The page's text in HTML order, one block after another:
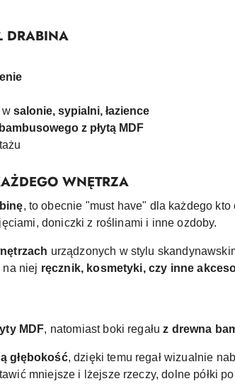
DRABINA
w salonie, sypialni, łazience
z płytą MDF
WNĘTRZA
, to obecnie "must have" dla każdego kto
doniczki z roślinami i inne ozdoby.
urządzonych w stylu
na niej ręcznik, kosmetyki, czy inne
MDF, natomiast boki regałuz drewna
głębokość, dzięki temu regał wizualnie
mniejsze i lżejsze rzeczy, dolne półki